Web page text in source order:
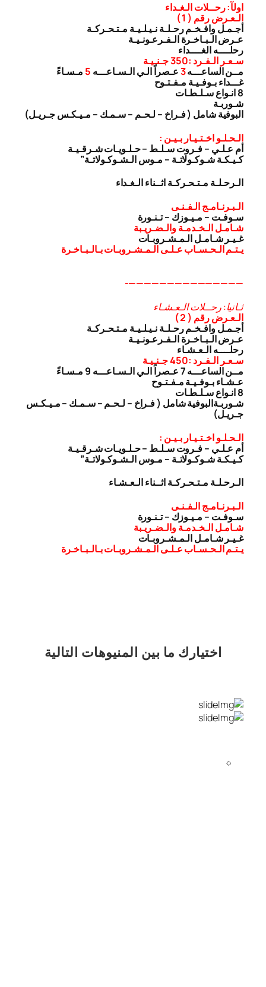
اولآ: رحــلات الـغـداء
الـعـرض رقم ( 1 )
أجـمـل وافـخـم رحـلـة نـيـلـيـة مـتـحـركـة
عـرض الـبـاخـرة الـفـرعـونـيـة
رحلــــه الغــــداء
سـعـر الـفـرد :350 جـنـيـة
مــن الساعـــه3عـصراً الـي الـسـاعـــه 5 مـسـاءً
غـــداء بـوفـيـة مـفـتـوح
8 انـواع سـلـطـات
شـوربـة
البوفية شامل ( فـراخ – لـحـم – سـمـك – مـيـكـس جـريـل)
الـحـلـو اخـتـيـار بـيـن :
أم عـلـي – فـروت سـلـط – حـلـويـات شـرقـيـة
كـيـكـة شـوكـولاتـة – مـوس الـشـوكـولاتـة”
الـرحـلـة مـتـحـركـة اثــناء الـغـداء
الـبـرنـامـج الـفـنـى
سـوفـت – مـيـوزك – تـنـورة
شـامـل الـخـدمـة والـضـريـبة
غـيـر شـامـل الـمـشـروبـات
يـتـم الـحـسـاب عـلـى الـمـشـروبـات بـالـبـاخـرة
———————————————-
ثـانيا: رحــلات الـعـشـاء
الـعـرض رقم ( 2 )
أجـمـل وافـخـم رحـلـة نـيـلـيـة مـتـحـركـة
عـرض الـبـاخـرة الـفـرعـونـيـة
رحلــــه الـعـشـاء
سـعـر الـفـرد :450 جـنـيـة
مــن الساعـــه 7 عـصراً الـي الـسـاعـــه 9 مـسـاءً
عـشـاء بـوفـيـة مـفـتـوح
8 انـواع سـلـطـات
شـوربـةالبوفية شامل ( فـراخ – لـحـم – سـمـك – مـيـكـس
جـريـل)
الـحـلـو اخـتـيـار بـيـن :
أم عـلـي – فـروت سـلـط – حـلـويـات شـرقـيـة
كـيـكـة شـوكـولاتـة – مـوس الـشـوكـولاتـة”
الـرحـلـة مـتـحـركـة اثــناء الـعـشـاء
الـبـرنـامـج الـفـنـى
سـوفـت – مـيـوزك – تـنـورة
شـامـل الـخـدمـة والـضـريـبة
غـيـر شـامـل الـمـشـروبـات
يـتـم الـحـسـاب عـلـى الـمـشـروبـات بـالـبـاخـرة
اختيارك ما بين المنيوهات التالية